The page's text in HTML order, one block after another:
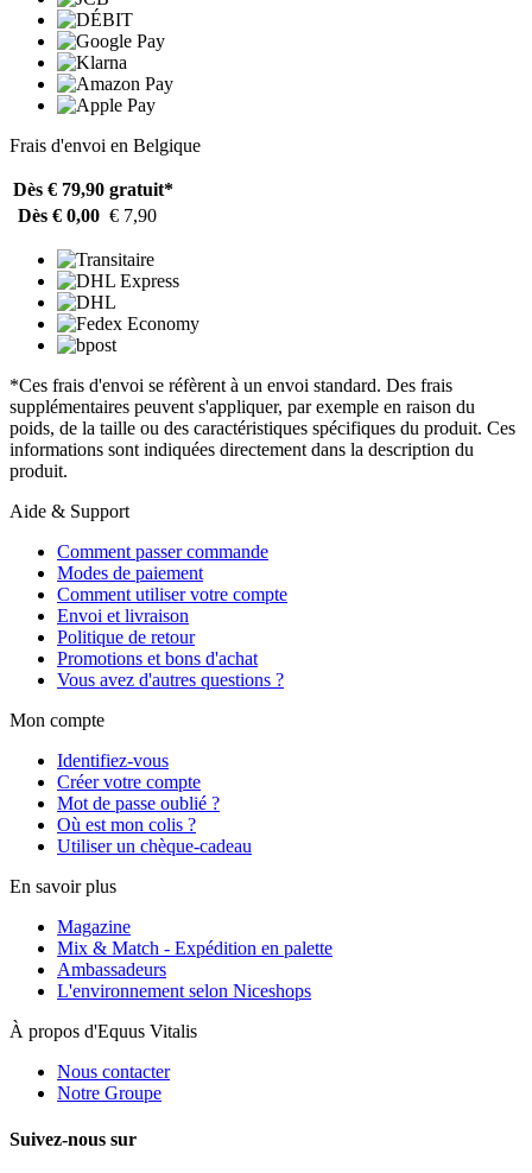
Frais d'envoi en Belgique
Dès € 79,90 gratuit*
Dès € 0,00 € 7,90
*Ces frais d'envoi se réfèrent à un envoi standard. Des frais
supplémentaires peuvent s'appliquer, par exemple en raison du
poids, de la taille ou des caractéristiques spécifiques du produit. Ces
informations sont indiquées directement dans la description du
produit.
Aide & Support
Comment passer commande
Modes de paiement
Comment utiliser votre compte
Envoi et livraison
Politique de retour
Promotions et bons d'achat
Vous avez d'autres questions ?
Mon compte
Identifiez-vous
Créer votre compte
Mot de passe oublié ?
Où est mon colis ?
Utiliser un chèque-cadeau
En savoir plus
Magazine
Mix & Match - Expédition en palette
Ambassadeurs
L'environnement selon Niceshops
À propos d'Equus Vitalis
Nous contacter
Notre Groupe
Suivez-nous sur